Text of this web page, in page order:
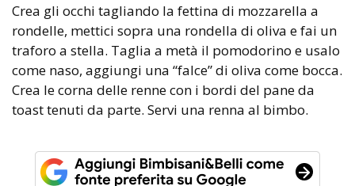
Crea gli occhi tagliando la fettina di mozzarella a
rondelle, mettici sopra una rondella di oliva e fai un
traforo a stella. Taglia a metà il pomodorino e usalo
come naso, aggiungi una “falce” di oliva come bocca.
Crea le corna delle renne con i bordi del pane da
toast tenuti da parte. Servi una renna al bimbo.